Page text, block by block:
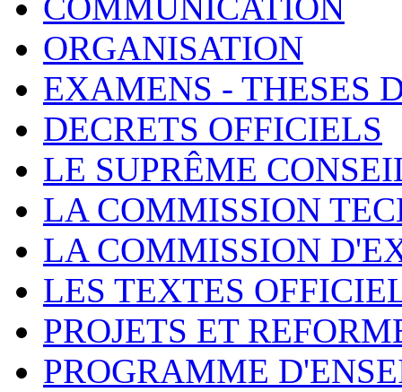
ORGANISATION
EXAMENS - THESES
DECRETS OFFICIELS
LE SUPRÊME
LA COMMISSION
LA COMMISSION
LES TEXTES
PROJETS ET
PROGRAMME